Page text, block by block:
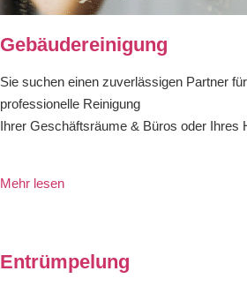
Gebäudereinigung
Sie suchen einen zuverlässigen Partner
professionelle Reinigung
Ihrer Geschäftsräume & Büros oder Ihres
Mehr lesen
Entrümpelung